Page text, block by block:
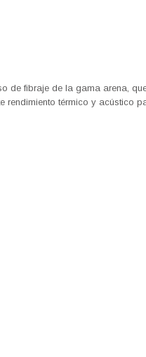
de fibraje de la gama arena,
térmico y acústico